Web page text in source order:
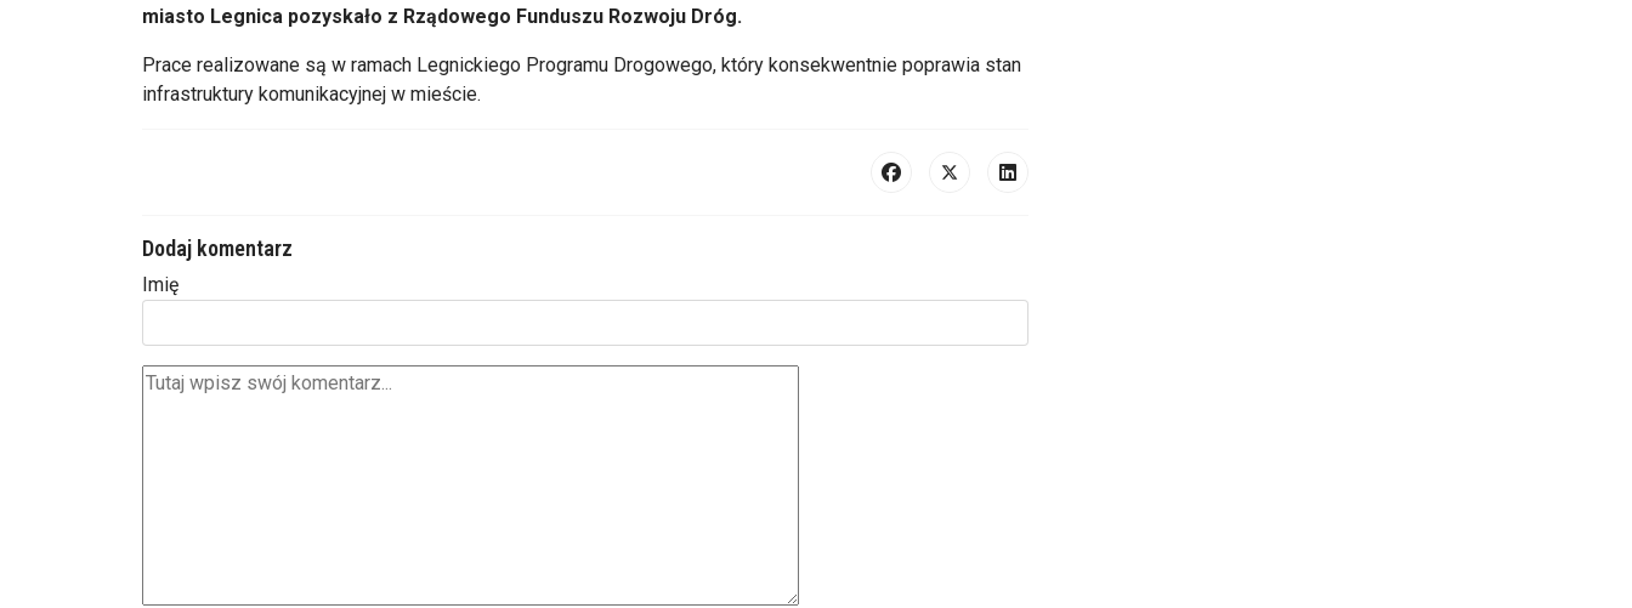
miasto Legnica pozyskało z Rządowego Funduszu Rozwoju Dróg.
Prace realizowane są w ramach Legnickiego Programu Drogowego, który konsekwentnie poprawia stan
infrastruktury komunikacyjnej w mieście.
Dodaj komentarz
Imię